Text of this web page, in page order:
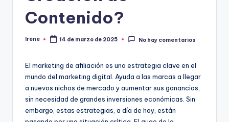
Contenido?
Publicado
Irene 14 de marzo de 2025 No hay comentarios
El marketing de afiliación es una estrategia clave en el
mundo del marketing digital. Ayuda a las marcas a llegar
a nuevos nichos de mercado y aumentar sus ganancias,
sin necesidad de grandes inversiones económicas. Sin
embargo, estas estrategias, a día de hoy, están